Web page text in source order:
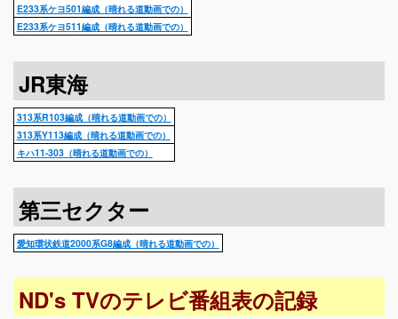
E233系ケヨ501編成（晴れる道動画での）
E233系ケヨ511編成（晴れる道動画での）
JR東海
313系R103編成（晴れる道動画での）
313系Y113編成（晴れる道動画での）
キハ11-303（晴れる道動画での）
第三セクター
愛知環状鉄道2000系G8編成（晴れる道動画での）
ND's TVのテレビ番組表の記録